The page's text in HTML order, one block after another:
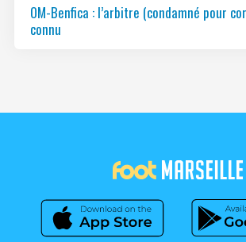
OM-Benfica : l’arbitre (condamné pour
connu